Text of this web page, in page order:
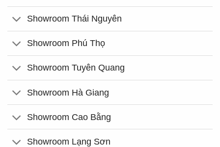
Showroom Thái Nguyên
Showroom Phú Thọ
Showroom Tuyên Quang
Showroom Hà Giang
Showroom Cao Bằng
Showroom Lạng Sơn